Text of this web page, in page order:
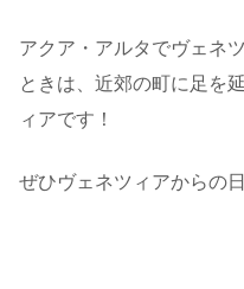
アクア・アルタでヴェネ
ときは、近郊の町に足を
ィアです！
ぜひヴェネツィアからの